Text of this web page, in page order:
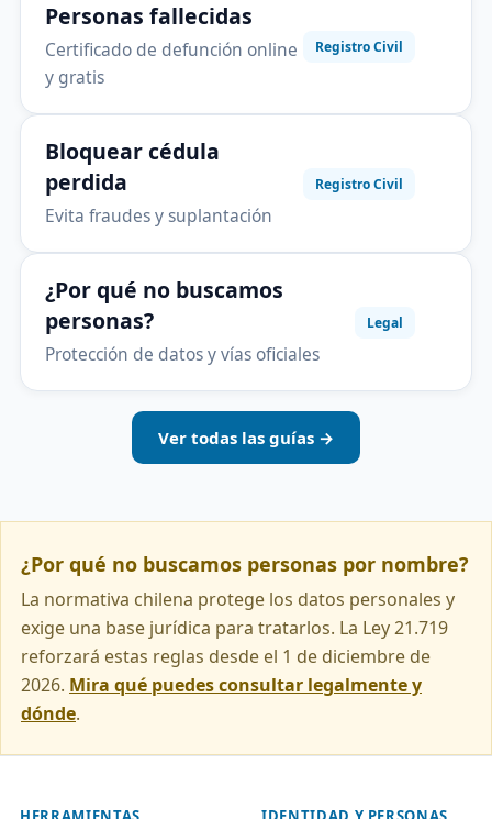
Personas fallecidas
Certificado de defunción online
y gratis
Registro Civil
Bloquear cédula
perdida
Evita fraudes y suplantación
Registro Civil
¿Por qué no buscamos
personas?
Protección de datos y vías oficiales
Legal
Ver todas las guías →
¿Por qué no buscamos personas por nombre?
La normativa chilena protege los datos personales y
exige una base jurídica para tratarlos. La Ley 21.719
reforzará estas reglas desde el 1 de diciembre de
2026. Mira qué puedes consultar legalmente y
dónde.